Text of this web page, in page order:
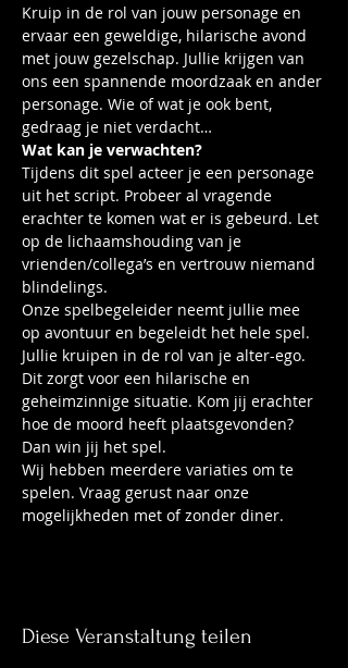
Kruip in de rol van jouw personage en
ervaar een geweldige, hilarische avond
met jouw gezelschap. Jullie krijgen van
ons een spannende moordzaak en ander
personage. Wie of wat je ook bent,
gedraag je niet verdacht…
Wat kan je verwachten?
Tijdens dit spel acteer je een personage
uit het script. Probeer al vragende
erachter te komen wat er is gebeurd. Let
op de lichaamshouding van je
vrienden/collega’s en vertrouw niemand
blindelings.
Onze spelbegeleider neemt jullie mee
op avontuur en begeleidt het hele spel.
Jullie kruipen in de rol van je alter-ego.
Dit zorgt voor een hilarische en
geheimzinnige situatie. Kom jij erachter
hoe de moord heeft plaatsgevonden?
Dan win jij het spel.
Wij hebben meerdere variaties om te
spelen. Vraag gerust naar onze
mogelijkheden met of zonder diner.
Diese Veranstaltung teilen